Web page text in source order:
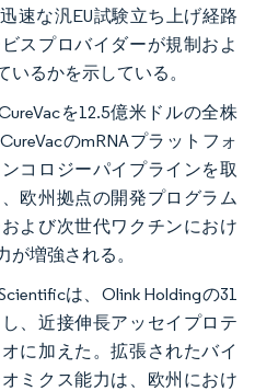
速な汎EU試験立ち上げ経路
スプロバイダーが規制およ
るかを示している。
を12.5億米ドルの全株
のmRNAプラットフォ
コロジーパイプラインを取
欧州拠点の開発プログラム
よび次世代ワクチンにおけ
が増強される。
は、Olink Holdingの31
、近接伸長アッセイプロテ
に加えた。拡張されたバイ
ミクス能力は、欧州におけ